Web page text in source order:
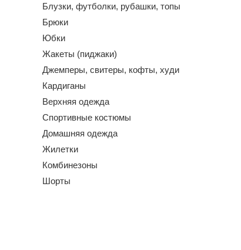
Блузки, футболки, рубашки, топы
Брюки
Юбки
Жакеты (пиджаки)
Джемперы, свитеры, кофты, худи
Кардиганы
Верхняя одежда
Спортивные костюмы
Домашняя одежда
Жилетки
Комбинезоны
Шорты